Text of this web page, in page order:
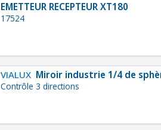
EMETTEUR RECEPTEUR XT180
17524
VIALUX Miroir industrie 1/4 de
Contrôle 3 directions